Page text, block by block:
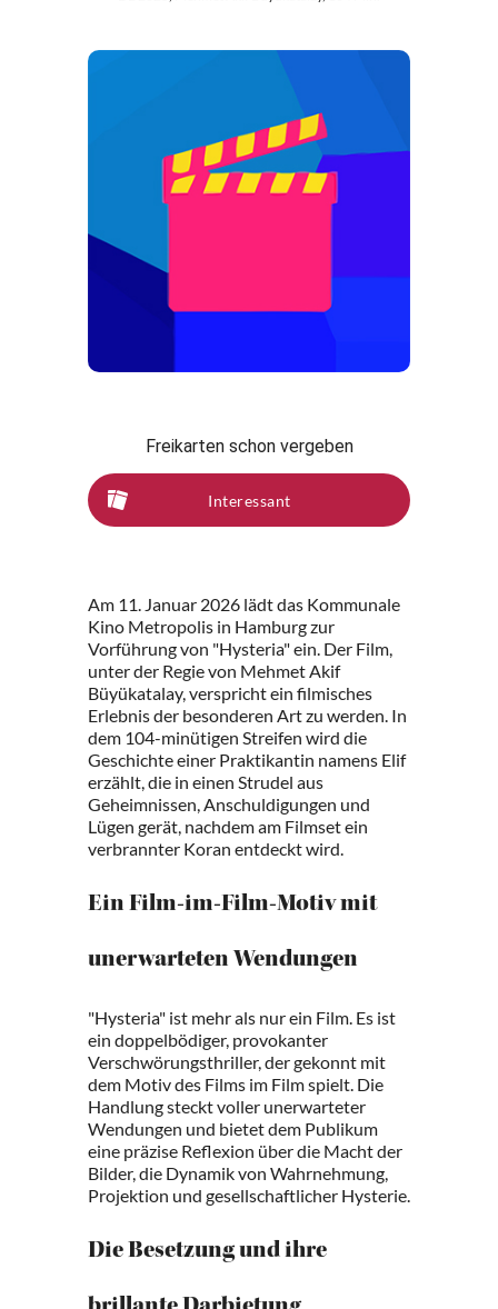
Freikarten schon vergeben
Interessant
Am 11. Januar 2026 lädt das Kommunale
Kino Metropolis in Hamburg zur
Vorführung von "Hysteria" ein. Der Film,
unter der Regie von Mehmet Akif
Büyükatalay, verspricht ein filmisches
Erlebnis der besonderen Art zu werden. In
dem 104-minütigen Streifen wird die
Geschichte einer Praktikantin namens Elif
erzählt, die in einen Strudel aus
Geheimnissen, Anschuldigungen und
Lügen gerät, nachdem am Filmset ein
verbrannter Koran entdeckt wird.
Ein Film-im-Film-Motiv mit
unerwarteten Wendungen
"Hysteria" ist mehr als nur ein Film. Es ist
ein doppelbödiger, provokanter
Verschwörungsthriller, der gekonnt mit
dem Motiv des Films im Film spielt. Die
Handlung steckt voller unerwarteter
Wendungen und bietet dem Publikum
eine präzise Reflexion über die Macht der
Bilder, die Dynamik von Wahrnehmung,
Projektion und gesellschaftlicher Hysterie.
Die Besetzung und ihre